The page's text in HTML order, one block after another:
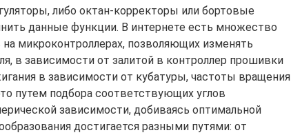
либо октан-корректоры или бортовые
данные функции. В интернете есть множество
на микроконтроллерах, позволяющих изменять
в зависимости от залитой в контроллер прошивки
в зависимости от кубатуры, частоты вращения
путем подбора соответствующих углов
зависимости, добиваясь оптимальной
достигается разными путями: от